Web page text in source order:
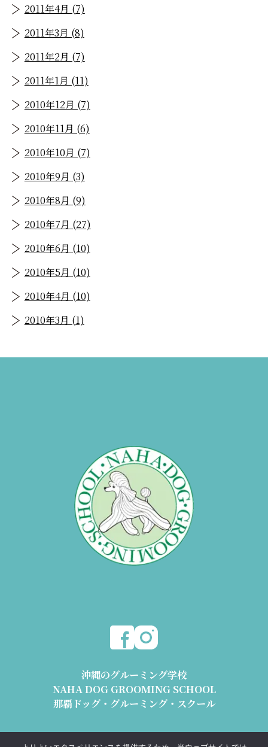
2011年4月 (7)
2011年3月 (8)
2011年2月 (7)
2011年1月 (11)
2010年12月 (7)
2010年11月 (6)
2010年10月 (7)
2010年9月 (3)
2010年8月 (9)
2010年7月 (27)
2010年6月 (10)
2010年5月 (10)
2010年4月 (10)
2010年3月 (1)
沖縄のグルーミング学校
NAHA DOG GROOMING SCHOOL
那覇ドッグ・グルーミング・スクール
〒904-2426 沖縄県うるま市与那城平安座8178-2 1階